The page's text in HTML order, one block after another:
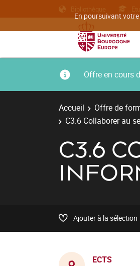
En poursuivant
Bibliothèque
Offre en cours
Accueil Offre de
C3.6 Collaborer au
C3.6
Ajouter à la sélection
ECTS